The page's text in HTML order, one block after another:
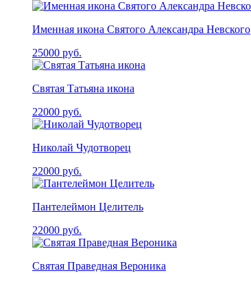
Именная икона Святого Александра Невского
25000 руб.
Святая Татьяна икона
22000 руб.
Николай Чудотворец
22000 руб.
Пантелеймон Целитель
22000 руб.
Святая Праведная Вероника